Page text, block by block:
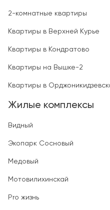
2-комнатные квартиры
Квартиры в Верхней Курье
Квартиры в Кондратово
Квартиры на Вышке-2
Квартиры в
Жилые комплексы
Видный
Экопарк Сосновый
Медовый
Мотовилихинскай
Pro жизнь